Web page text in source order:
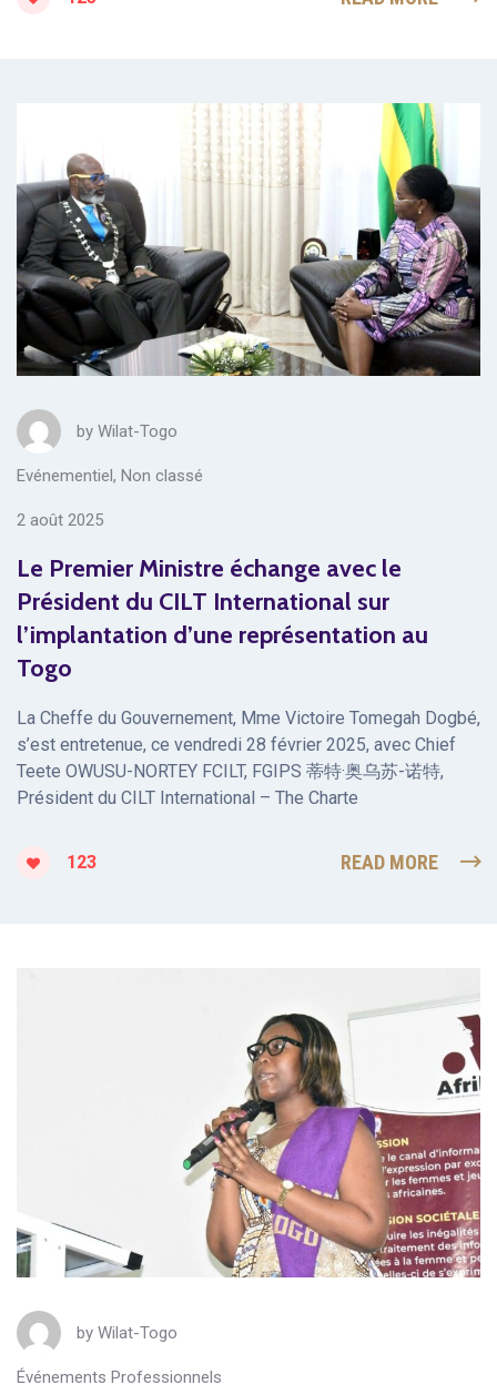
by Wilat-Togo
Evénementiel, Non classé
2 août 2025
Le Premier Ministre échange avec le
Président du CILT International sur
l’implantation d’une représentation au
Togo
La Cheffe du Gouvernement, Mme Victoire Tomegah Dogbé,
s’est entretenue, ce vendredi 28 février 2025, avec Chief
Teete OWUSU-NORTEY FCILT, FGIPS 蒂特·奥乌苏-诺特,
Président du CILT International – The Charte
123 READ MORE
by Wilat-Togo
Événements Professionnels